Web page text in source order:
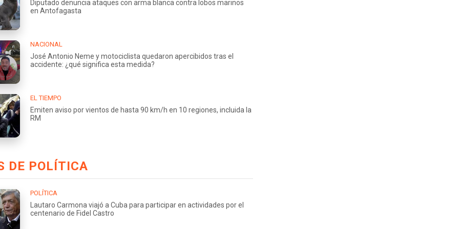
Diputado denuncia ataques con arma blanca contra lobos marinos
en Antofagasta
NACIONAL
José Antonio Neme y motociclista quedaron apercibidos tras el
accidente: ¿qué significa esta medida?
EL TIEMPO
Emiten aviso por vientos de hasta 90 km/h en 10 regiones, incluida la
RM
DE POLÍTICA
POLÍTICA
Lautaro Carmona viajó a Cuba para participar en actividades por el
centenario de Fidel Castro